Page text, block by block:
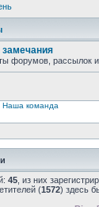
форумов, рассылок
Наша команда
45 , из них
(1572) здесь